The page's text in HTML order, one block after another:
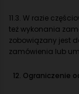
11.3. W razie
też wykonania
zobowiązany jest
zamówienia lub
12. Ograniczenie